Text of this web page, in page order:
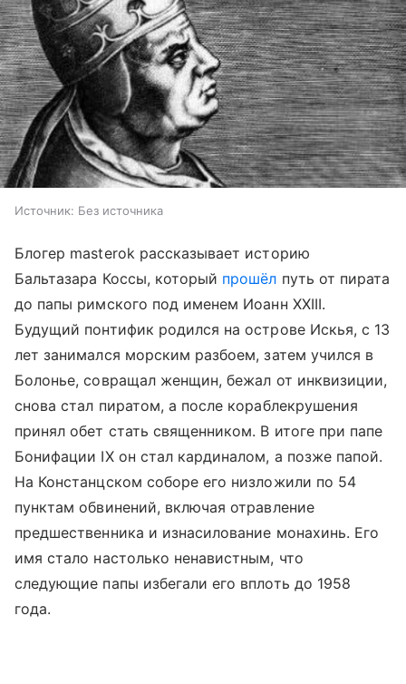
Источник: Без источника
Блогер masterok рассказывает историю
Бальтазара Коссы, который прошёл путь от пирата
до папы римского под именем Иоанн XXIII.
Будущий понтифик родился на острове Искья, с 13
лет занимался морским разбоем, затем учился в
Болонье, совращал женщин, бежал от инквизиции,
снова стал пиратом, а после кораблекрушения
принял обет стать священником. В итоге при папе
Бонифации IX он стал кардиналом, а позже папой.
На Констанцском соборе его низложили по 54
пунктам обвинений, включая отравление
предшественника и изнасилование монахинь. Его
имя стало настолько ненавистным, что
следующие папы избегали его вплоть до 1958
года.